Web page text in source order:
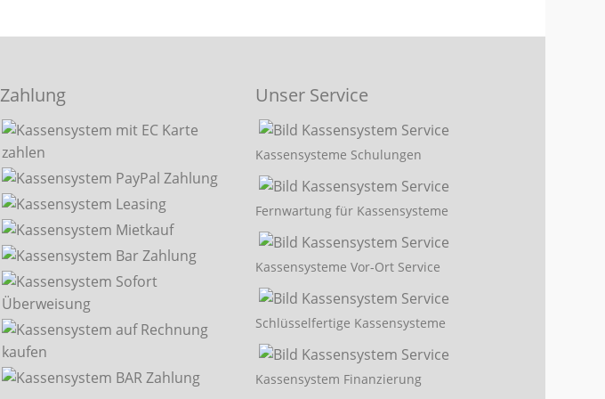
Zahlung Unser Service
Kassensysteme Schulungen
Fernwartung für Kassensysteme
Kassensysteme Vor-Ort Service
Schlüsselfertige Kassensysteme
Kassensystem Finanzierung